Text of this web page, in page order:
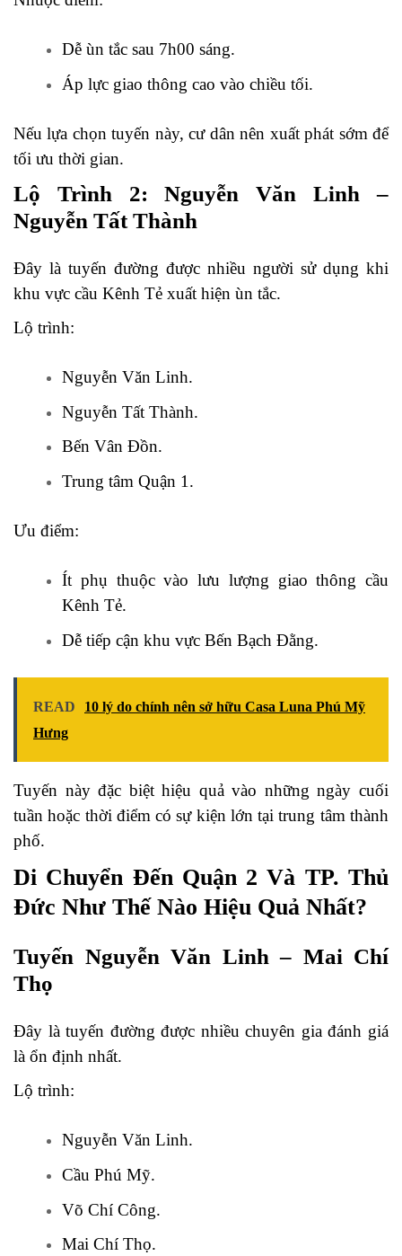
Dễ ùn tắc sau 7h00 sáng.
Áp lực giao thông cao vào chiều tối.
Nếu lựa chọn tuyến này, cư dân nên xuất phát sớm để
tối ưu thời gian.
Lộ Trình 2: Nguyễn Văn Linh –
Nguyễn Tất Thành
Đây là tuyến đường được nhiều người sử dụng khi
khu vực cầu Kênh Tẻ xuất hiện ùn tắc.
Lộ trình:
Nguyễn Văn Linh.
Nguyễn Tất Thành.
Bến Vân Đồn.
Trung tâm Quận 1.
Ưu điểm:
Ít phụ thuộc vào lưu lượng giao thông cầu
Kênh Tẻ.
Dễ tiếp cận khu vực Bến Bạch Đằng.
READ
10 lý do chính nên sở hữu Casa Luna Phú Mỹ
Hưng
Tuyến này đặc biệt hiệu quả vào những ngày cuối
tuần hoặc thời điểm có sự kiện lớn tại trung tâm thành
phố.
Di Chuyển Đến Quận 2 Và TP. Thủ
Đức Như Thế Nào Hiệu Quả Nhất?
Tuyến Nguyễn Văn Linh – Mai Chí
Thọ
Đây là tuyến đường được nhiều chuyên gia đánh giá
là ổn định nhất.
Lộ trình:
Nguyễn Văn Linh.
Cầu Phú Mỹ.
Võ Chí Công.
Mai Chí Thọ.